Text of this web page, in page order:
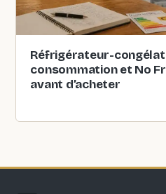
Réfrigérateur-
consommation et No
avant d’acheter